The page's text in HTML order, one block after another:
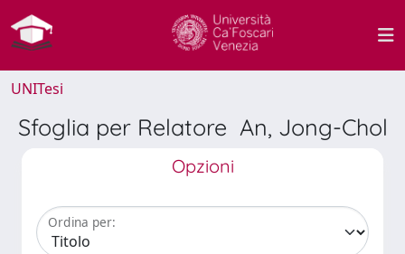
UNITesi
Sfoglia per Relatore An, Jong-Chol
Opzioni
Ordina per: